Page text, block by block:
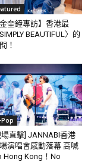
金奎鐘專訪】香港最
SIMPLY BEAUTIFUL〉的
！
Pop
場直擊] JANNABI香港
演唱會感動落幕 高喊
Hong Kong！No